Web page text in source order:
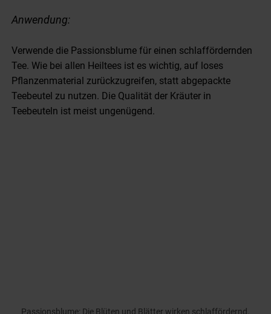
Anwendung:
Verwende die Passionsblume für einen schlaffördernden
Tee. Wie bei allen Heiltees ist es wichtig, auf loses
Pflanzenmaterial zurückzugreifen, statt abgepackte
Teebeutel zu nutzen. Die Qualität der Kräuter in
Teebeuteln ist meist ungenügend.